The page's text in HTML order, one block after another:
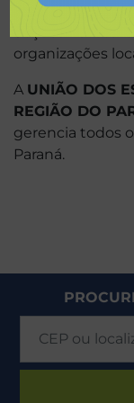
Local,
organizações
A UNIÃO DOS
REGIÃO DO
gerencia todos
Paraná.